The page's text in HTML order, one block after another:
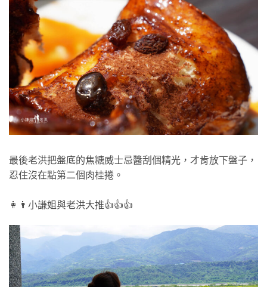
最後老洪把盤底的焦糖威士忌醬刮個精光，才肯放下盤子，
忍住沒在點第二個肉桂捲。
👩👨小謙姐與老洪大推👍👍👍